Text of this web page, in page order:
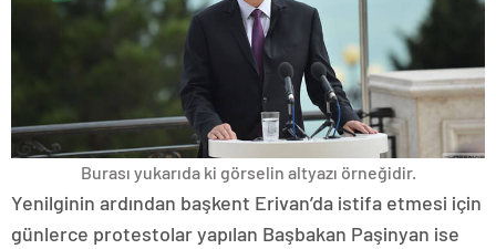
Burası yukarıda ki görselin altyazı örneğidir.
Yenilginin ardından başkent Erivan’da istifa etmesi için
günlerce protestolar yapılan Başbakan Paşinyan ise